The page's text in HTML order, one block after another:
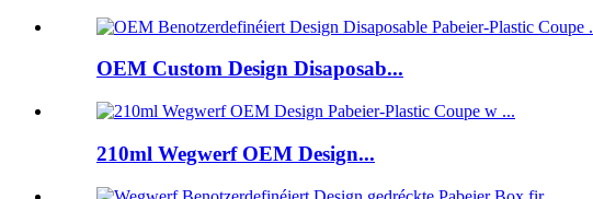
OEM Custom Design Disaposab...
210ml Wegwerf OEM Design...